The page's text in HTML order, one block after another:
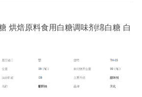
烘焙原料食用白糖调味剂绵白糖 白